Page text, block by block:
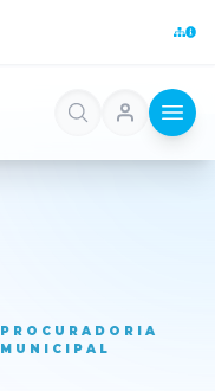
PROCURADORIA
MUNICIPAL